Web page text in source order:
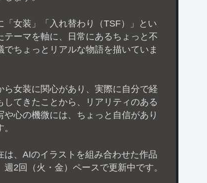
「女装」「入れ替わり（TSF）」とい
テーマを軸に、日常にあるちょっと不
でちょっとリアルな物語を描いていま
ら女装に関心があり、実際に自分で経
してきたことから、リアリティのある
や心の機微には、ちょっと自信があり
。
は、AIのイラストを組み合わせた作品
週2回（火・金）ペースで更新中です。